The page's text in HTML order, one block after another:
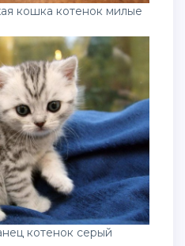
кошка котенок милые
котенок серый